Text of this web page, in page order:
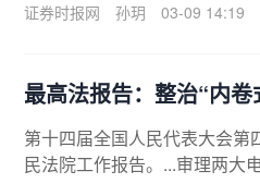
证券时报网 孙玥 03-09 14:19
最高法报告：整治“内
第十四届全国人民代表大会
民法院工作报告。...审理两大